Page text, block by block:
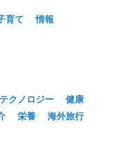
育て
情報
テクノロジー
健康
栄養
海外旅行